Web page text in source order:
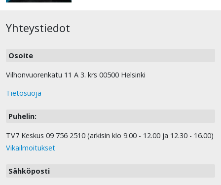
Yhteystiedot
Osoite
Vilhonvuorenkatu 11 A 3. krs 00500 Helsinki
Tietosuoja
Puhelin:
TV7 Keskus 09 756 2510 (arkisin klo 9.00 - 12.00 ja 12.30 - 16.00)
Vikailmoitukset
Sähköposti